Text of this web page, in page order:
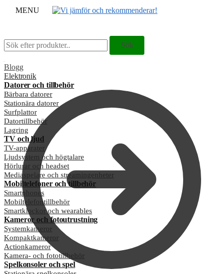
MENU
Sök
efter:
Sök
Blogg
Sök
efter:
Sök
Elektronik
Datorer och tillbehör
Bärbara datorer
Stationära datorer
Surfplattor
Datortillbehör
Lagring
TV och ljud
TV-apparater
Ljudsystem och högtalare
Hörlurar och headset
Mediaspelare och streamingenheter
Mobiltelefoner och tillbehör
Smartphones
Mobiltelefontillbehör
Smartklockor och wearables
Kameror och fotoutrustning
Systemkameror
Kompaktkameror
Actionkameror
Kamera- och fototillbehör
Spelkonsoler och spel